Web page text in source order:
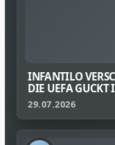
INFANTILO
IE UEFA GUCKT
29.07.2026